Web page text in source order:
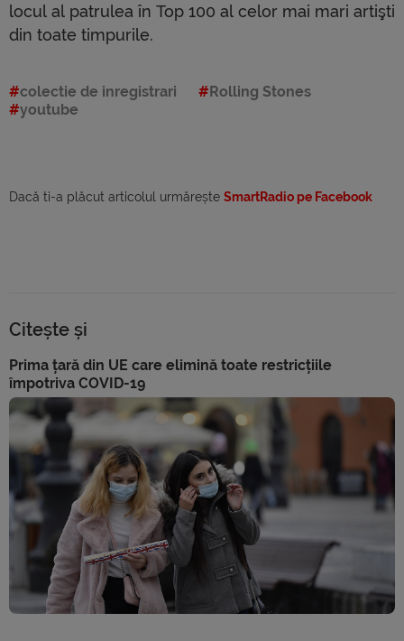
locul al patrulea în Top 100 al celor mai mari artişti
din toate timpurile.
colectie de inregistrari
Rolling Stones
youtube
Dacă ti-a plăcut articolul urmărește SmartRadio pe Facebook
Citește și
Prima țară din UE care elimină toate restricțiile
împotriva COVID-19